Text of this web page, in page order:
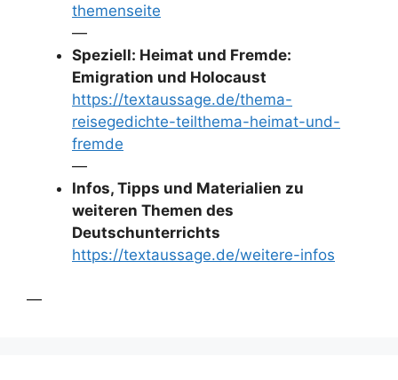
themenseite
—
Speziell: Heimat und Fremde:
Emigration und Holocaust
https://textaussage.de/thema-
reisegedichte-teilthema-heimat-und-
fremde
—
Infos, Tipps und Materialien zu
weiteren Themen des
Deutschunterrichts
https://textaussage.de/weitere-infos
—